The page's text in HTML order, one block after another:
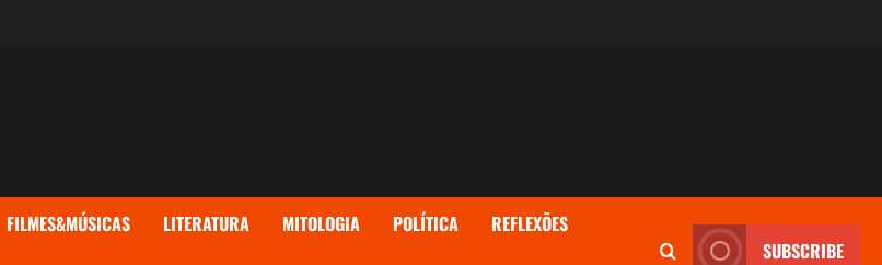
FILMES&MÚSICAS LITERATURA MITOLOGIA POLÍTICA REFLEXÕES
SUBSCRIBE